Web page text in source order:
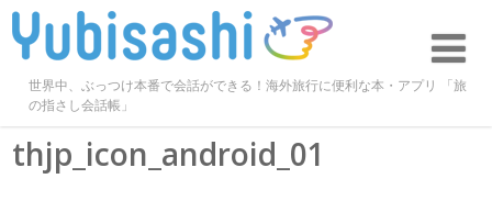
世界中、ぶっつけ本番で会話ができる！海外旅行に便利な本・アプリ 「旅
の指さし会話帳」
thjp_icon_android_01